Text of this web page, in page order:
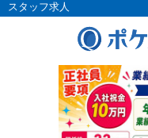
スタッフ求人